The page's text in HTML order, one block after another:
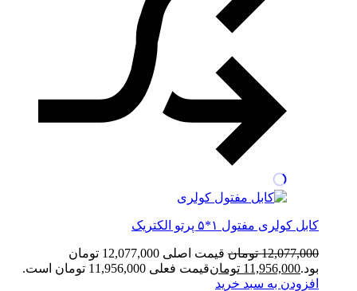
کابل کولری مفتول ۱*۵ پرتو الکتریک
12,077,000 تومان
قیمت اصلی 12,077,000 تومان
بود.11,956,000 تومانقیمت فعلی 11,956,000 تومان است.
افزودن به سبد خرید